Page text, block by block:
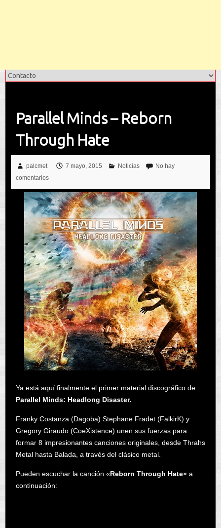
Parallel Minds – Reborn
Through Hate
palcmet 7 mayo, 2015 Noticias
No hay
comentarios
Ya está aquí finalmente el primer material discográfico de
Parallel Minds: Headlong Disaster.
Franky Costanza (Dagoba) Stephane Fradet (FalkirK) y
Gregory Giraudo (CoeXistence) unen sus fuerzas para
formar 8 impresionantes canciones originales, desde Thrahs
Metal hasta Balada, a través del clásico metal.
Pueden escuchar la canción «Reborn Through Hate»a
continuación: